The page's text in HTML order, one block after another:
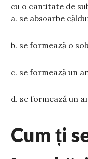
cu o cantitate de
a. se absoarbe
b. se formează o
c. se formează un
d. se formează un
Cum ți